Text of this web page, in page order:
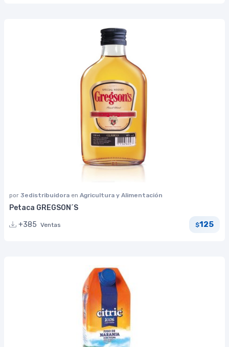
por 3edistribuidora en Agricultura y Alimentación
Petaca GREGSON´S
+385 Ventas $125